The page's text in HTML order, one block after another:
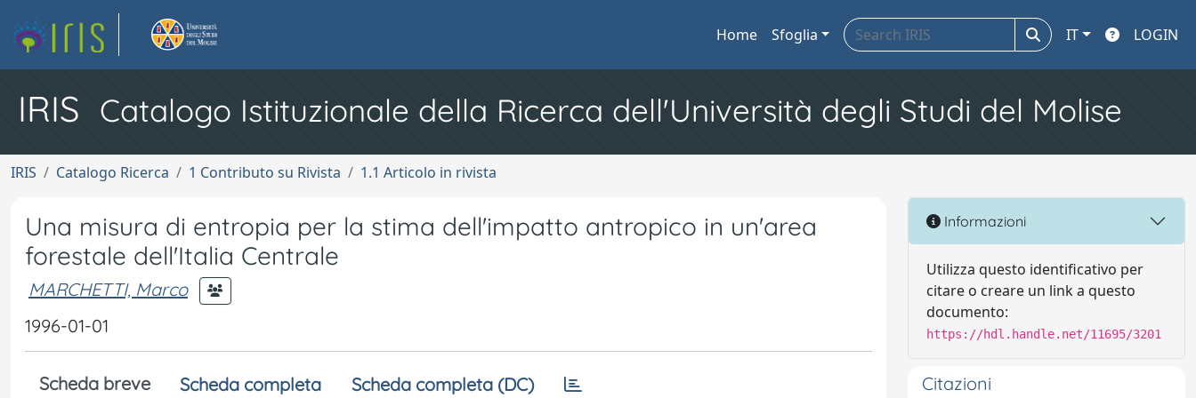
Home Sfoglia IT LOGIN
IRIS Catalogo Istituzionale della Ricerca dell'Università degli Studi del Molise
IRIS Catalogo Ricerca 1 Contributo su Rivista 1.1 Articolo in rivista
Una misura di entropia per la stima dell'impatto antropico in un'area
forestale dell'Italia Centrale
MARCHETTI, Marco
1996-01-01
Scheda breve Scheda completa Scheda completa (DC)
Informazioni
Utilizza questo identificativo per
citare o creare un link a questo
documento:
https://hdl.handle.net/11695/3201
Citazioni